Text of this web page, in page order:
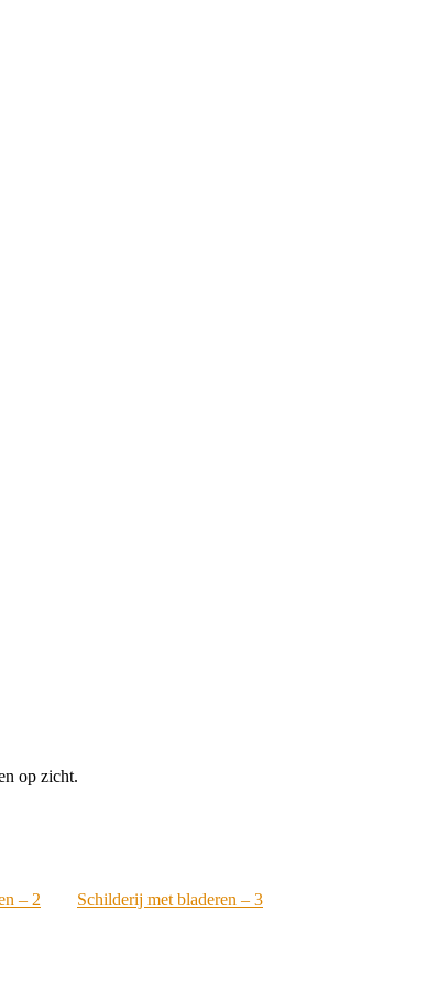
op zicht.
– 2 Schilderij met bladeren – 3